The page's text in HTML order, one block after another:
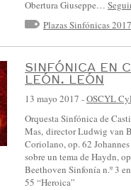
Obertura Giuseppe…
Plazas Sinfónicas 2017
SINFÓNICA EN
LEÓN. LEÓN
13 mayo 2017 -OSCYL
Orquesta Sinfónica de
Mas, director Ludwig van
Coriolano, op. 62
sobre un tema de Haydn,
Beethoven Sinfonía n.º 3
55 “Heroica”